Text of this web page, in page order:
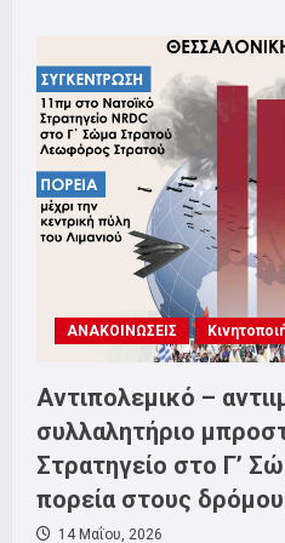
για
υγεία,
και
ειδική
αγωγή
ΑΜΕΑ
στο
ύψος
των
αναγκών,
Σάββατο
23/5
11π.μ
Υπουργείο
Μακεδονίας
Θράκης
ΑΝΑΚΟΙΝΩΣΕΙΣ
Αντιπολεμικό –
συλλαλητήριο
Στρατηγείο στο Γ’
πορεία στους
14 Μαΐου, 2026